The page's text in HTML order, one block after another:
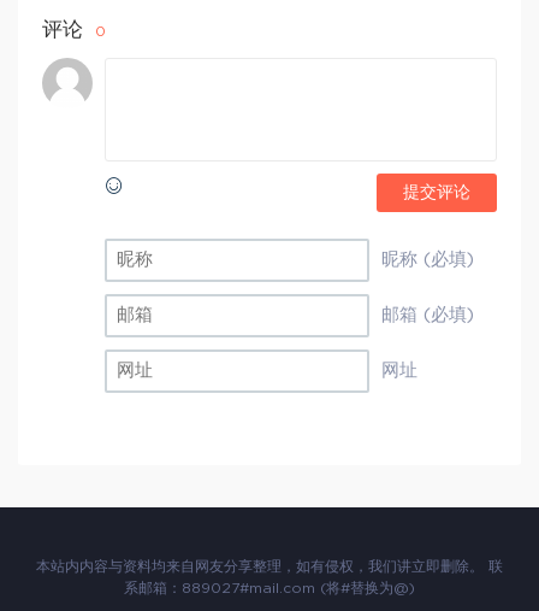
评论 0
提交评论
昵称 (必填)
邮箱 (必填)
网址
本站内内容与资料均来自网友分享整理，如有侵权，我们讲立即删除。 联
系邮箱：889027#mail.com (将#替换为@)